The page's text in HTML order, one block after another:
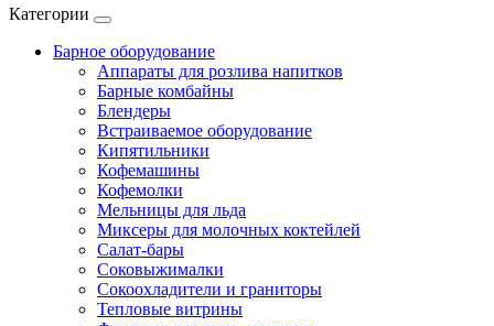
Категории
Барное оборудование
Аппараты для розлива напитков
Барные комбайны
Блендеры
Встраиваемое оборудование
Кипятильники
Кофемашины
Кофемолки
Мельницы для льда
Миксеры для молочных коктейлей
Салат-бары
Соковыжималки
Сокоохладители и граниторы
Тепловые витрины